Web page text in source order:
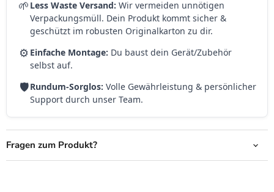
🌱 Less Waste Versand: Wir vermeiden unnötigen
Verpackungsmüll. Dein Produkt kommt sicher &
geschützt im robusten Originalkarton zu dir.
⚙️ Einfache Montage: Du baust dein Gerät/Zubehör
selbst auf.
🛡️Rundum-Sorglos: Volle Gewährleistung & persönlicher
Support durch unser Team.
Fragen zum Produkt?